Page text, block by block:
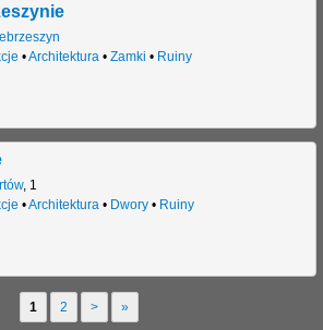
•Architektura• Zamki • Ruiny
, 1
•Architektura• Dwory• Ruiny
1 2 > »